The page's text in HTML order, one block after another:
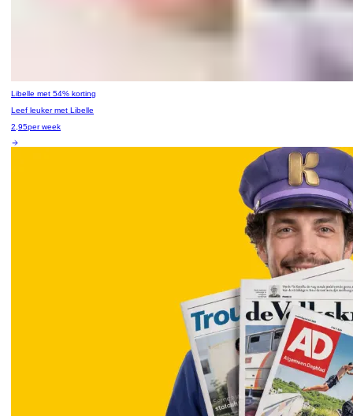
Libelle met 54% korting
Leef leuker met Libelle
2,95per week